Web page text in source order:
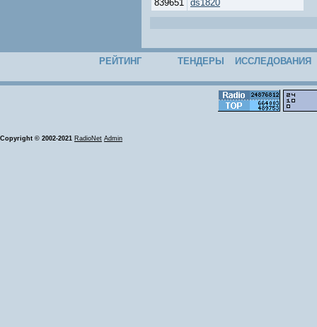
839651 ds1820
РЕЙТИНГ ТЕНДЕРЫ ИССЛЕДОВАНИЯ
Copyright © 2002-2021 RadioNet Admin